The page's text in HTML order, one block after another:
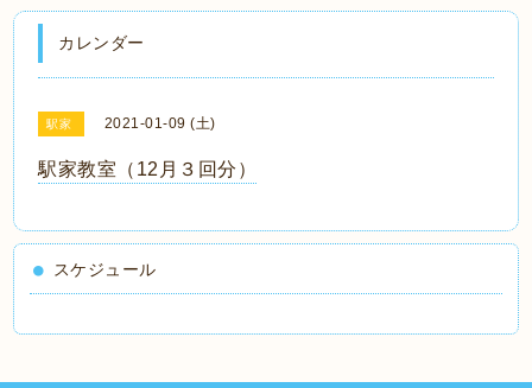
カレンダー
駅家 2021-01-09 (土)
駅家教室（12月３回分）
スケジュール